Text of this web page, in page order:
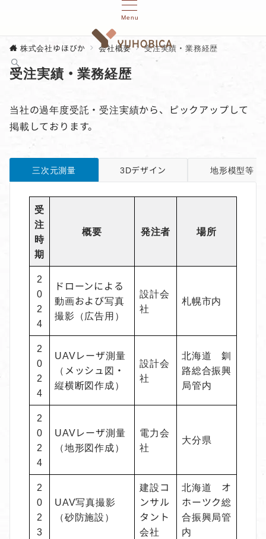
Menu
株式会社ゆほびか 会社概要 受注実績・業務経歴
受注実績・業務経歴
当社の過年度受託・受注実績から、ピックアップして
掲載しております。
三次元測量 3Dデザイン 地形模型等
受
注
時
期
概要 発注者 場所
2
0
2
4
ドローンによる
動画および写真
撮影（広告用）
設計会
社
札幌市内
2
0
2
4
UAVレーザ測量
（メッシュ図・
縦横断図作成）
設計会
社
北海道 釧
路総合振興
局管内
2
0
2
4
UAVレーザ測量
（地形図作成）
電力会
社
大分県
2
0
2
3
UAV写真撮影
（砂防施設）
建設コ
ンサル
タント
会社
北海道 オ
ホーツク総
合振興局管
内